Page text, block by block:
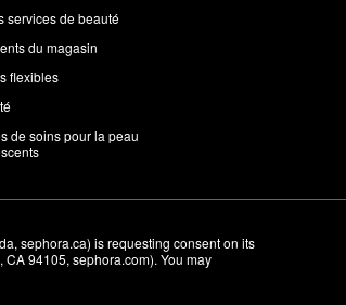
services de beauté
du magasin
flexibles
de soins pour la peau
sephora.ca) is requesting consent on its
94105, sephora.com). You may